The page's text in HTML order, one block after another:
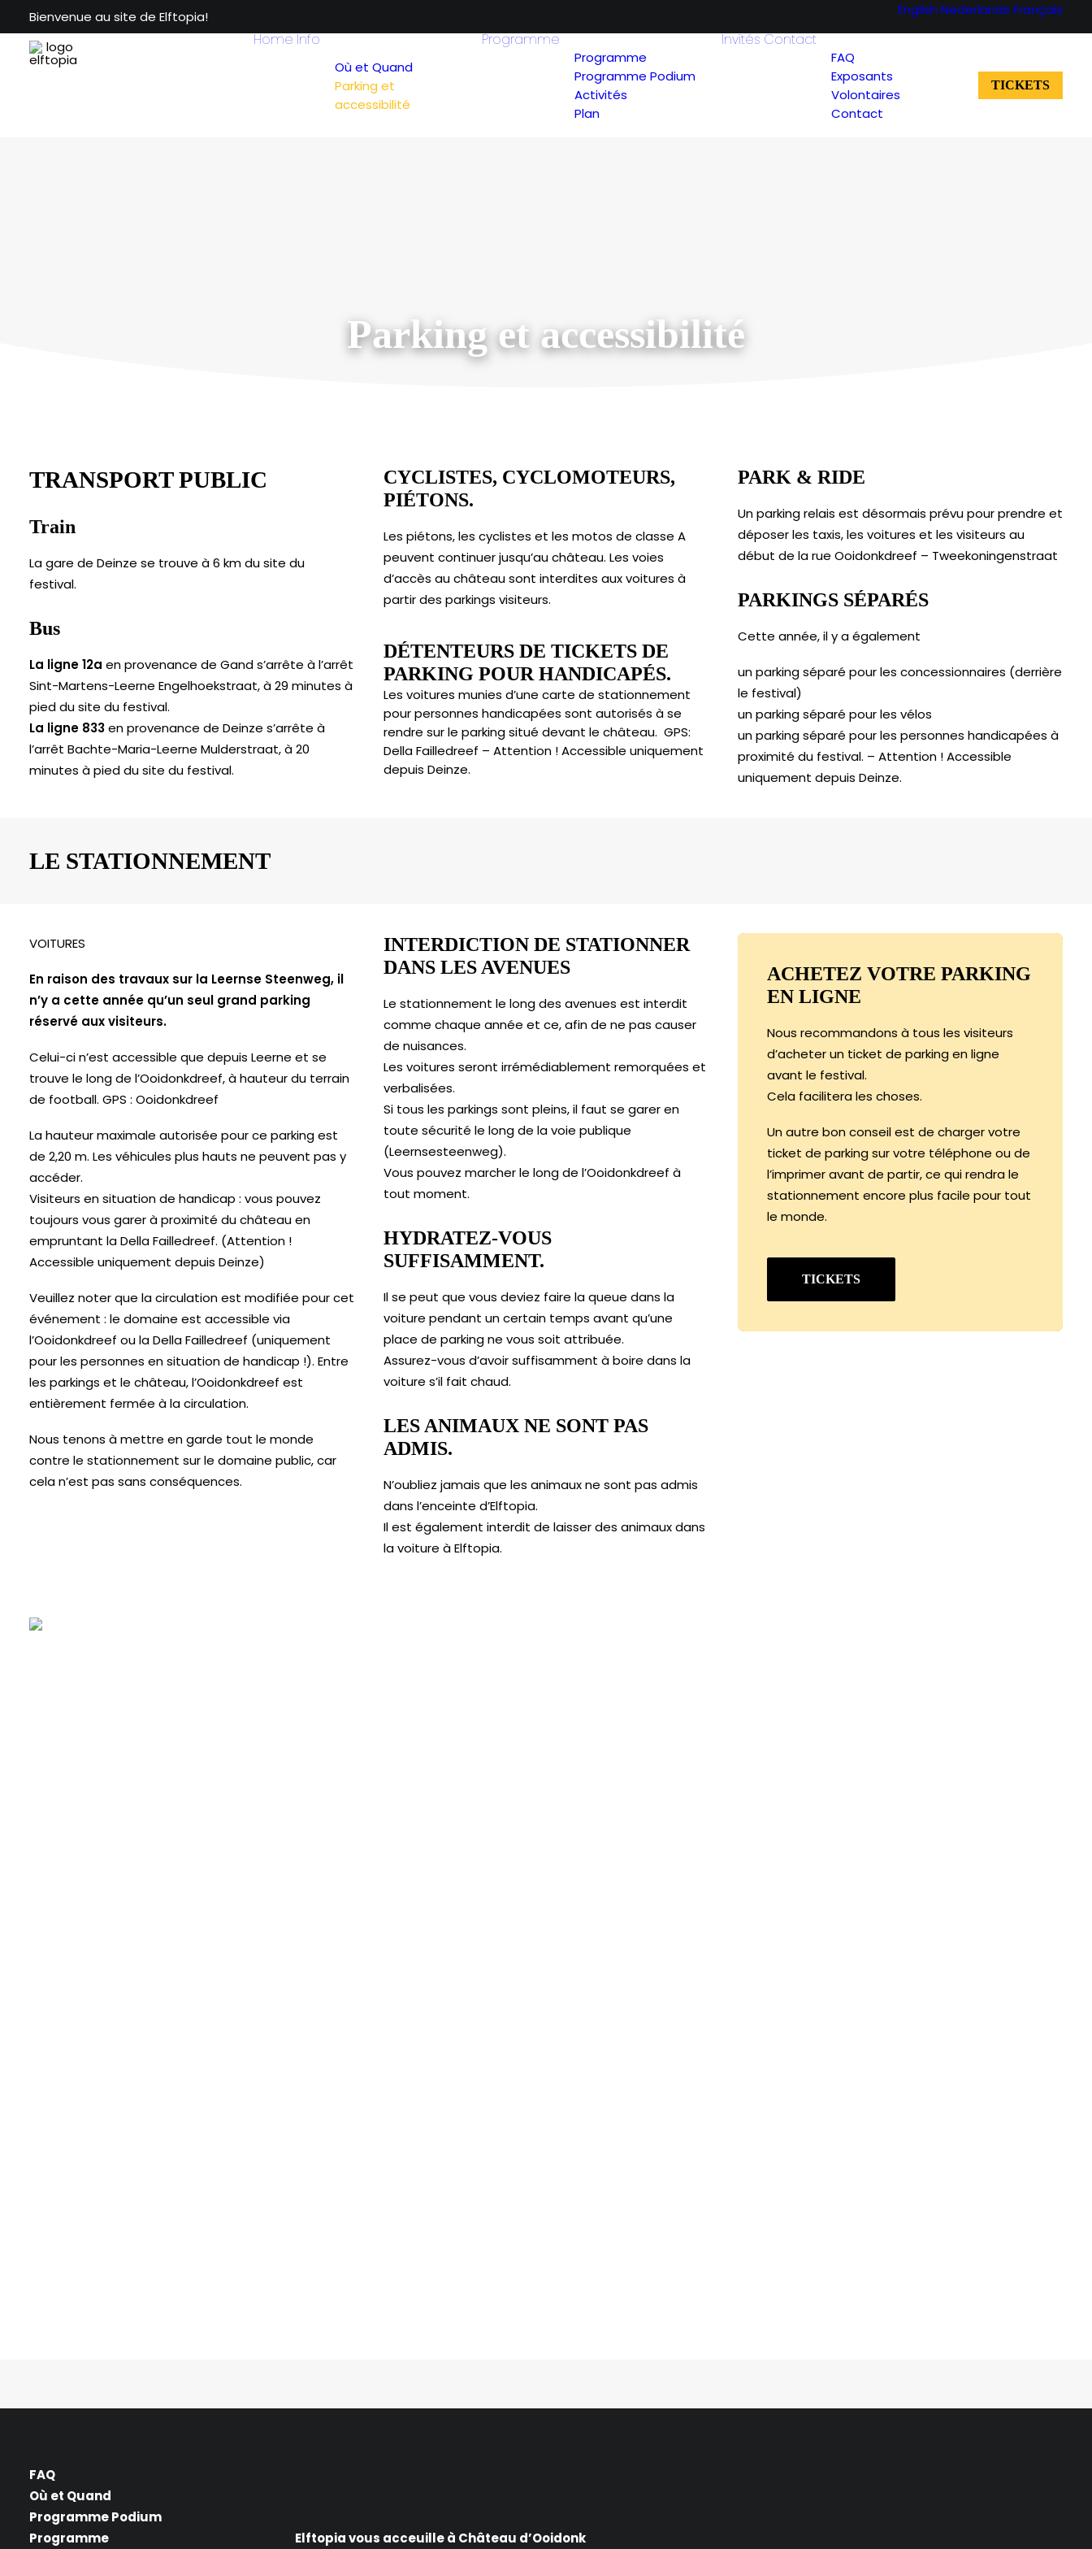
Bienvenue au site de Elftopia! English Nederlands Français
HomeInfo
Où et Quand
Parking et
accessibilité
Programme
Programme
Programme Podium
Activités
Plan
InvitésContact
FAQ
Exposants
Volontaires
Contact
TICKETS
Parking et accessibilité
TRANSPORT PUBLIC
Train
La gare de Deinze se trouve à 6 km du site du
festival.
Bus
La ligne 12a en provenance de Gand s’arrête à l’arrêt
Sint-Martens-Leerne Engelhoekstraat, à 29 minutes à
pied du site du festival.
La ligne 833en provenance de Deinze s’arrête à
l’arrêt Bachte-Maria-Leerne Mulderstraat, à 20
minutes à pied du site du festival.
CYCLISTES, CYCLOMOTEURS,
PIÉTONS.
Les piétons, les cyclistes et les motos de classe A
peuvent continuer jusqu’au château. Les voies
d’accès au château sont interdites aux voitures à
partir des parkings visiteurs.
DÉTENTEURS DE TICKETS DE
PARKING POUR HANDICAPÉS.
Les voitures munies d’une carte de stationnement
pour personnes handicapées sont autorisés à se
rendre sur le parking situé devant le château. GPS:
Della Failledreef – Attention ! Accessible uniquement
depuis Deinze.
PARK & RIDE
Un parking relais est désormais prévu pour prendre et
déposer les taxis, les voitures et les visiteurs au
début de la rue Ooidonkdreef – Tweekoningenstraat
PARKINGS SÉPARÉS
Cette année, il y a également
un parking séparé pour les concessionnaires (derrière
le festival)
un parking séparé pour les vélos
un parking séparé pour les personnes handicapées à
proximité du festival. – Attention ! Accessible
uniquement depuis Deinze.
LE STATIONNEMENT
VOITURES
En raison des travaux sur la Leernse Steenweg, il
n’y a cette année qu’un seul grand parking
réservé aux visiteurs.
Celui-ci n’est accessible que depuis Leerne et se
trouve le long de l’Ooidonkdreef, à hauteur du terrain
de football. GPS : Ooidonkdreef
La hauteur maximale autorisée pour ce parking est
de 2,20 m. Les véhicules plus hauts ne peuvent pas y
accéder.
Visiteurs en situation de handicap : vous pouvez
toujours vous garer à proximité du château en
empruntant la Della Failledreef. (Attention !
Accessible uniquement depuis Deinze)
Veuillez noter que la circulation est modifiée pour cet
événement : le domaine est accessible via
l’Ooidonkdreef ou la Della Failledreef (uniquement
pour les personnes en situation de handicap !). Entre
les parkings et le château, l’Ooidonkdreef est
entièrement fermée à la circulation.
Nous tenons à mettre en garde tout le monde
contre le stationnement sur le domaine public, car
cela n’est pas sans conséquences.
INTERDICTION DE STATIONNER
DANS LES AVENUES
Le stationnement le long des avenues est interdit
comme chaque année et ce, afin de ne pas causer
de nuisances.
Les voitures seront irrémédiablement remorquées et
verbalisées.
Si tous les parkings sont pleins, il faut se garer en
toute sécurité le long de la voie publique
(Leernsesteenweg).
Vous pouvez marcher le long de l’Ooidonkdreef à
tout moment.
HYDRATEZ-VOUS
SUFFISAMMENT.
Il se peut que vous deviez faire la queue dans la
voiture pendant un certain temps avant qu’une
place de parking ne vous soit attribuée.
Assurez-vous d’avoir suffisamment à boire dans la
voiture s’il fait chaud.
LES ANIMAUX NE SONT PAS
ADMIS.
N’oubliez jamais que les animaux ne sont pas admis
dans l’enceinte d’Elftopia.
Il est également interdit de laisser des animaux dans
la voiture à Elftopia.
ACHETEZ VOTRE PARKING
EN LIGNE
Nous recommandons à tous les visiteurs
d’acheter un ticket de parking en ligne
avant le festival.
Cela facilitera les choses.
Un autre bon conseil est de charger votre
ticket de parking sur votre téléphone ou de
l’imprimer avant de partir, ce qui rendra le
stationnement encore plus facile pour tout
le monde.
TICKETS
FAQ
Où et Quand
Programme Podium
Programme
Elftopia vous acceuille à Château d’Ooidonk